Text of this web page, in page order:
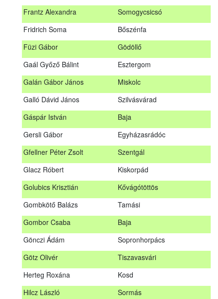
Frantz Alexandra
Somogycsicsó
Fridrich Soma
Bőszénfa
Füzi Gábor
Gödöllő
Gaál Győző Bálint
Esztergom
Galán Gábor János
Miskolc
Galló Dávid János
Szilvásvárad
Gáspár István
Baja
Gersli Gábor
Egyházasrádóc
Gfellner Péter Zsolt
Szentgál
Glacz Róbert
Kiskorpád
Golubics Krisztián
Kővágótöttös
Gombkötő Balázs
Tamási
Gombor Csaba
Baja
Gönczi Ádám
Sopronhorpács
Götz Olivér
Tiszavasvári
Herteg Roxána
Kosd
Hilcz László
Sormás
Dombóvár
Fekete Ádám
Bocskaikert
Gaál Győző Bálint
Esztergom
Miskolc
Szilvásvárad
Egyházasrádóc
Kiskorpád
Kővágótöttös
Gombor Csaba